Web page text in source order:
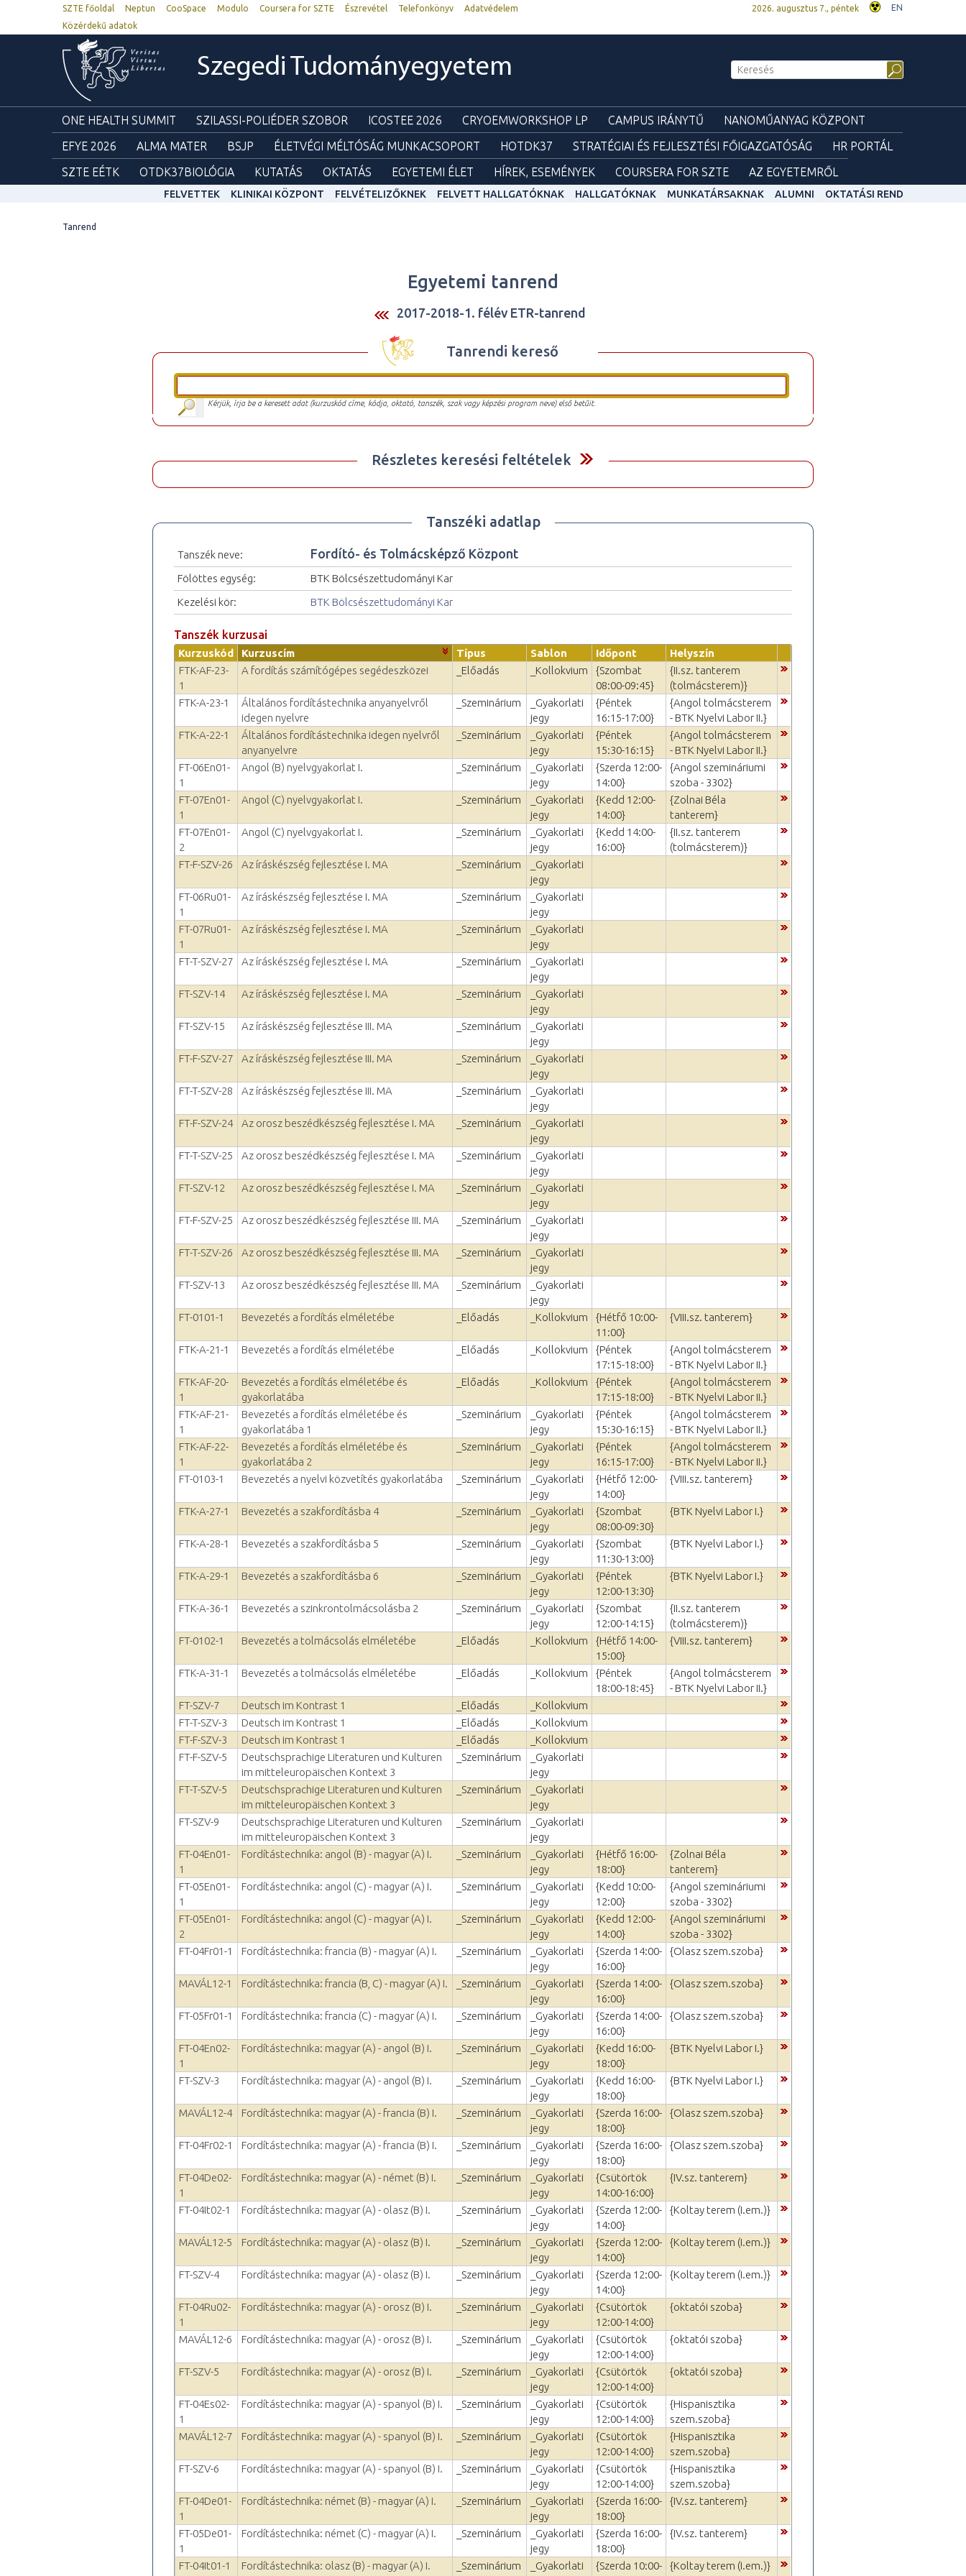
SZTE főoldal Neptun CooSpace Modulo Coursera for SZTE Észrevétel Telefonkönyv
Adatvédelem
Közérdekű adatok
2026. augusztus 7., péntek EN
Szegedi Tudományegyetem
ONE HEALTH SUMMIT SZILASSI-POLIÉDER SZOBOR ICOSTEE 2026 CRYOEMWORKSHOP LP CAMPUS IRÁNYTŰ
NANOMŰANYAG KÖZPONT
EFYE 2026
ALMA MATER BSJP ÉLETVÉGI MÉLTÓSÁG MUNKACSOPORT HOTDK37 STRATÉGIAI ÉS FEJLESZTÉSI FŐIGAZGATÓSÁG
HR PORTÁL
SZTE EÉTK
OTDK37BIOLÓGIA KUTATÁS OKTATÁS EGYETEMI ÉLET HÍREK, ESEMÉNYEK COURSERA FOR SZTE AZ EGYETEMRŐL
FELVETTEK KLINIKAI KÖZPONT FELVÉTELIZŐKNEK FELVETT HALLGATÓKNAK HALLGATÓKNAK MUNKATÁRSAKNAK ALUMNI OKTATÁSI REND
Tanrend
Egyetemi tanrend
2017-2018-1. félév ETR-tanrend
Tanrendi kereső
Kérjük, írja be a keresett adat (kurzuskód címe, kódja, oktató, tanszék, szak vagy képzési program neve) első betűit.
Részletes keresési feltételek
Tanszéki adatlap
Tanszék neve: Fordító- és Tolmácsképző Központ
Fölöttes egység:
BTK Bölcsészettudományi Kar
Kezelési kör:
BTK Bölcsészettudományi Kar
Tanszék kurzusai
Kurzuskód Kurzuscím Típus Sablon Időpont
Helyszín
FTK-AF-23-
1
A fordítás számítógépes segédeszközei _Előadás _Kollokvium
{Szombat
08:00-09:45}
{II.sz. tanterem
(tolmácsterem)}
FTK-A-23-1
Általános fordítástechnika anyanyelvről
idegen nyelvre
_Szeminárium
_Gyakorlati
jegy
{Péntek
16:15-17:00}
{Angol tolmácsterem
- BTK Nyelvi Labor II.}
FTK-A-22-1
Általános fordítástechnika idegen nyelvről
anyanyelvre
_Szeminárium
_Gyakorlati
jegy
{Péntek
15:30-16:15}
{Angol tolmácsterem
- BTK Nyelvi Labor II.}
FT-06En01-
1
Angol (B) nyelvgyakorlat I. _Szeminárium
_Gyakorlati
jegy
{Szerda 12:00-
14:00}
{Angol szemináriumi
szoba - 3302}
FT-07En01-
1
Angol (C) nyelvgyakorlat I. _Szeminárium
_Gyakorlati
jegy
{Kedd 12:00-
14:00}
{Zolnai Béla
tanterem}
FT-07En01-
2
Angol (C) nyelvgyakorlat I. _Szeminárium
_Gyakorlati
jegy
{Kedd 14:00-
16:00}
{II.sz. tanterem
(tolmácsterem)}
FT-F-SZV-26
Az íráskészség fejlesztése I. MA _Szeminárium
_Gyakorlati
jegy
FT-06Ru01-
1
Az íráskészség fejlesztése I. MA _Szeminárium
_Gyakorlati
jegy
FT-07Ru01-
1
Az íráskészség fejlesztése I. MA _Szeminárium
_Gyakorlati
jegy
FT-T-SZV-27
Az íráskészség fejlesztése I. MA _Szeminárium
_Gyakorlati
jegy
FT-SZV-14
Az íráskészség fejlesztése I. MA _Szeminárium
_Gyakorlati
jegy
FT-SZV-15
Az íráskészség fejlesztése III. MA _Szeminárium
_Gyakorlati
jegy
FT-F-SZV-27
Az íráskészség fejlesztése III. MA _Szeminárium
_Gyakorlati
jegy
FT-T-SZV-28
Az íráskészség fejlesztése III. MA _Szeminárium
_Gyakorlati
jegy
FT-F-SZV-24
Az orosz beszédkészség fejlesztése I. MA _Szeminárium
_Gyakorlati
jegy
FT-T-SZV-25
Az orosz beszédkészség fejlesztése I. MA _Szeminárium
_Gyakorlati
jegy
FT-SZV-12
Az orosz beszédkészség fejlesztése I. MA _Szeminárium
_Gyakorlati
jegy
FT-F-SZV-25
Az orosz beszédkészség fejlesztése III. MA _Szeminárium
_Gyakorlati
jegy
FT-T-SZV-26
Az orosz beszédkészség fejlesztése III. MA _Szeminárium
_Gyakorlati
jegy
FT-SZV-13
Az orosz beszédkészség fejlesztése III. MA _Szeminárium
_Gyakorlati
jegy
FT-0101-1
Bevezetés a fordítás elméletébe _Előadás _Kollokvium
{Hétfő 10:00-
11:00}
{VIII.sz. tanterem}
FTK-A-21-1 Bevezetés a fordítás elméletébe _Előadás _Kollokvium
{Péntek
17:15-18:00}
{Angol tolmácsterem
- BTK Nyelvi Labor II.}
FTK-AF-20-
1
Bevezetés a fordítás elméletébe és
gyakorlatába
_Előadás _Kollokvium
{Péntek
17:15-18:00}
{Angol tolmácsterem
- BTK Nyelvi Labor II.}
FTK-AF-21-
1
Bevezetés a fordítás elméletébe és
gyakorlatába 1
_Szeminárium
_Gyakorlati
jegy
{Péntek
15:30-16:15}
{Angol tolmácsterem
- BTK Nyelvi Labor II.}
FTK-AF-22-
1
Bevezetés a fordítás elméletébe és
gyakorlatába 2
_Szeminárium
_Gyakorlati
jegy
{Péntek
16:15-17:00}
{Angol tolmácsterem
- BTK Nyelvi Labor II.}
FT-0103-1
Bevezetés a nyelvi közvetítés gyakorlatába _Szeminárium
_Gyakorlati
jegy
{Hétfő 12:00-
14:00}
{VIII.sz. tanterem}
FTK-A-27-1 Bevezetés a szakfordításba 4 _Szeminárium
_Gyakorlati
jegy
{Szombat
08:00-09:30}
{BTK Nyelvi Labor I.}
FTK-A-28-1 Bevezetés a szakfordításba 5 _Szeminárium
_Gyakorlati
jegy
{Szombat
11:30-13:00}
{BTK Nyelvi Labor I.}
FTK-A-29-1 Bevezetés a szakfordításba 6 _Szeminárium
_Gyakorlati
jegy
{Péntek
12:00-13:30}
{BTK Nyelvi Labor I.}
FTK-A-36-1 Bevezetés a szinkrontolmácsolásba 2 _Szeminárium
_Gyakorlati
jegy
{Szombat
12:00-14:15}
{II.sz. tanterem
(tolmácsterem)}
FT-0102-1
Bevezetés a tolmácsolás elméletébe _Előadás _Kollokvium
{Hétfő 14:00-
15:00}
{VIII.sz. tanterem}
FTK-A-31-1 Bevezetés a tolmácsolás elméletébe _Előadás _Kollokvium
{Péntek
18:00-18:45}
{Angol tolmácsterem
- BTK Nyelvi Labor II.}
FT-SZV-7
Deutsch im Kontrast 1 _Előadás
_Kollokvium
FT-T-SZV-3
Deutsch im Kontrast 1 _Előadás
_Kollokvium
FT-F-SZV-3
Deutsch im Kontrast 1 _Előadás
_Kollokvium
FT-F-SZV-5
Deutschsprachige Literaturen und Kulturen
im mitteleuropäischen Kontext 3
_Szeminárium
_Gyakorlati
jegy
FT-T-SZV-5
Deutschsprachige Literaturen und Kulturen
im mitteleuropäischen Kontext 3
_Szeminárium
_Gyakorlati
jegy
FT-SZV-9
Deutschsprachige Literaturen und Kulturen
im mitteleuropäischen Kontext 3
_Szeminárium
_Gyakorlati
jegy
FT-04En01-
1
Fordítástechnika: angol (B) - magyar (A) I. _Szeminárium
_Gyakorlati
jegy
{Hétfő 16:00-
18:00}
{Zolnai Béla
tanterem}
FT-05En01-
1
Fordítástechnika: angol (C) - magyar (A) I. _Szeminárium
_Gyakorlati
jegy
{Kedd 10:00-
12:00}
{Angol szemináriumi
szoba - 3302}
FT-05En01-
2
Fordítástechnika: angol (C) - magyar (A) I. _Szeminárium
_Gyakorlati
jegy
{Kedd 12:00-
14:00}
{Angol szemináriumi
szoba - 3302}
FT-04Fr01-1
Fordítástechnika: francia (B) - magyar (A) I. _Szeminárium
_Gyakorlati
jegy
{Szerda 14:00-
16:00}
{Olasz szem.szoba}
MAVÁL12-1 Fordítástechnika: francia (B, C) - magyar (A) I. _Szeminárium
_Gyakorlati
jegy
{Szerda 14:00-
16:00}
{Olasz szem.szoba}
FT-05Fr01-1 Fordítástechnika: francia (C) - magyar (A) I. _Szeminárium
_Gyakorlati
jegy
{Szerda 14:00-
16:00}
{Olasz szem.szoba}
FT-04En02-
1
Fordítástechnika: magyar (A) - angol (B) I. _Szeminárium
_Gyakorlati
jegy
{Kedd 16:00-
18:00}
{BTK Nyelvi Labor I.}
FT-SZV-3 Fordítástechnika: magyar (A) - angol (B) I. _Szeminárium
_Gyakorlati
jegy
{Kedd 16:00-
18:00}
{BTK Nyelvi Labor I.}
MAVÁL12-4 Fordítástechnika: magyar (A) - francia (B) I. _Szeminárium
_Gyakorlati
jegy
{Szerda 16:00-
18:00}
{Olasz szem.szoba}
FT-04Fr02-1 Fordítástechnika: magyar (A) - francia (B) I. _Szeminárium
_Gyakorlati
jegy
{Szerda 16:00-
18:00}
{Olasz szem.szoba}
FT-04De02-
1
Fordítástechnika: magyar (A) - német (B) I. _Szeminárium
_Gyakorlati
jegy
{Csütörtök
14:00-16:00}
{IV.sz. tanterem}
FT-04It02-1 Fordítástechnika: magyar (A) - olasz (B) I. _Szeminárium
_Gyakorlati
jegy
{Szerda 12:00-
14:00}
{Koltay terem (I.em.)}
MAVÁL12-5 Fordítástechnika: magyar (A) - olasz (B) I. _Szeminárium
_Gyakorlati
jegy
{Szerda 12:00-
14:00}
{Koltay terem (I.em.)}
FT-SZV-4 Fordítástechnika: magyar (A) - olasz (B) I. _Szeminárium
_Gyakorlati
jegy
{Szerda 12:00-
14:00}
{Koltay terem (I.em.)}
FT-04Ru02-
1
Fordítástechnika: magyar (A) - orosz (B) I. _Szeminárium
_Gyakorlati
jegy
{Csütörtök
12:00-14:00}
{oktatói szoba}
MAVÁL12-6 Fordítástechnika: magyar (A) - orosz (B) I. _Szeminárium
_Gyakorlati
jegy
{Csütörtök
12:00-14:00}
{oktatói szoba}
FT-SZV-5 Fordítástechnika: magyar (A) - orosz (B) I. _Szeminárium
_Gyakorlati
jegy
{Csütörtök
12:00-14:00}
{oktatói szoba}
FT-04Es02-
1
Fordítástechnika: magyar (A) - spanyol (B) I. _Szeminárium
_Gyakorlati
jegy
{Csütörtök
12:00-14:00}
{Hispanisztika
szem.szoba}
MAVÁL12-7
Fordítástechnika: magyar (A) - spanyol (B) I. _Szeminárium
_Gyakorlati
jegy
{Csütörtök
12:00-14:00}
{Hispanisztika
szem.szoba}
FT-SZV-6
Fordítástechnika: magyar (A) - spanyol (B) I. _Szeminárium
_Gyakorlati
jegy
{Csütörtök
12:00-14:00}
{Hispanisztika
szem.szoba}
FT-04De01-
1
Fordítástechnika: német (B) - magyar (A) I. _Szeminárium
_Gyakorlati
jegy
{Szerda 16:00-
18:00}
{IV.sz. tanterem}
FT-05De01-
1
Fordítástechnika: német (C) - magyar (A) I. _Szeminárium
_Gyakorlati
jegy
{Szerda 16:00-
18:00}
{IV.sz. tanterem}
FT-04It01-1 Fordítástechnika: olasz (B) - magyar (A) I. _Szeminárium
_Gyakorlati
{Szerda 10:00-
{Koltay terem (I.em.)}